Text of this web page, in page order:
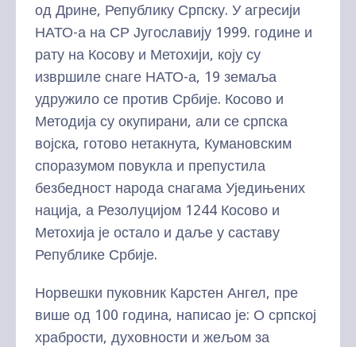
од Дрине, Републику Српску. У агресији
НАТО-а на СР Југославију 1999. године и
рату на Косову и Метохији, коју су
извршиле снаге НАТО-а, 19 земаља
удружило се против Србије. Косово и
Методија су окупирани, али се српска
војска, готово нетакнута, Кумановским
споразумом повукла и препустила
безбедност народа снагама Уједињених
нација, а Резолуцијом 1244 Косово и
Метохија је остало и даље у саставу
Републике Србије.
Норвешки пуковник Карстен Ангел, пре
више од 100 година, написао је: О српској
храбрости, духовности и жељом за